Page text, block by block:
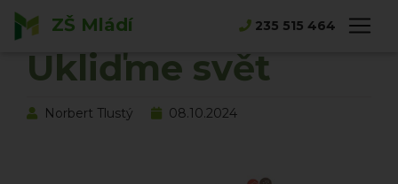
ZŠ Mládí 235 515 464
Hlavní strana Novinky Ukliďme svět
Ukliďme svět
Norbert Tlustý 08.10.2024